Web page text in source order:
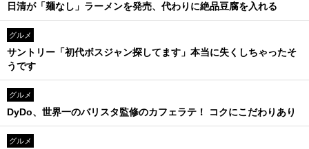
日清が「麺なし」ラーメンを発売、代わりに絶品豆腐を入れる
グルメ
サントリー「初代ボスジャン探してます」本当に失くしちゃったそ
うです
グルメ
DyDo、世界一のバリスタ監修のカフェラテ！ コクにこだわりあり
グルメ